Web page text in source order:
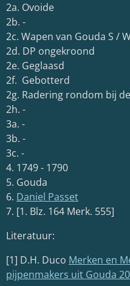
2a. Ovoide
2b. -
2c. Wapen van Gouda S /
2d. DP ongekroond
2e. Geglaasd
2f. Gebotterd
2g. Radering rondom bij
2h. -
3a. -
3b. -
3c. -
4. 1749 - 1790
5. Gouda
6. Daniel Passet
7. [1. Blz. 164 Merk. 555]
Literatuur:
[1] D.H. Duco Merken en
pijpenmakers uit Gouda